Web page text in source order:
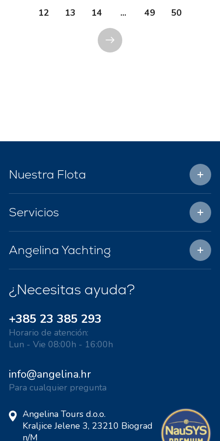
12 13 14 ... 49 50
Nuestra Flota
Servicios
Angelina Yachting
¿Necesitas ayuda?
+385 23 385 293
Horario de atención:
Lun - Vie 08:00h - 16:00h
info@angelina.hr
Para cualquier pregunta
Angelina Tours d.o.o.
Kraljice Jelene 3, 23210 Biograd
n/M